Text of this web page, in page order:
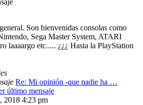
Son bienvenidas consolas como
Sega Master System, ATARI
laaaargo etc..... ¿¿¿ Hasta la PlayStation
Re: Mi opinión -que nadie ha …
último mensaje
2018 4:23 pm